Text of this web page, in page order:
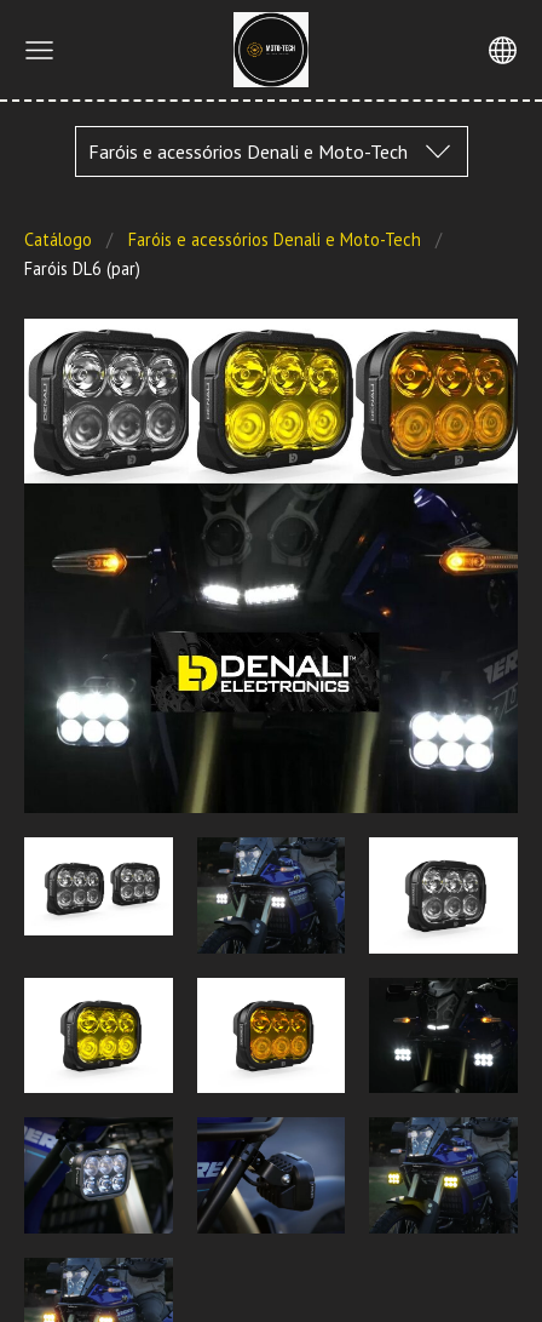
Faróis e acessórios Denali e Moto-Tech
Catálogo
Faróis e acessórios Denali e Moto-Tech
Faróis DL6 (par)